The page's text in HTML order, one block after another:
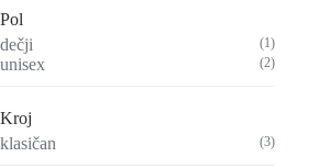
Pol
dečji
(1)
unisex (2)
Kroj
klasičan
(3)